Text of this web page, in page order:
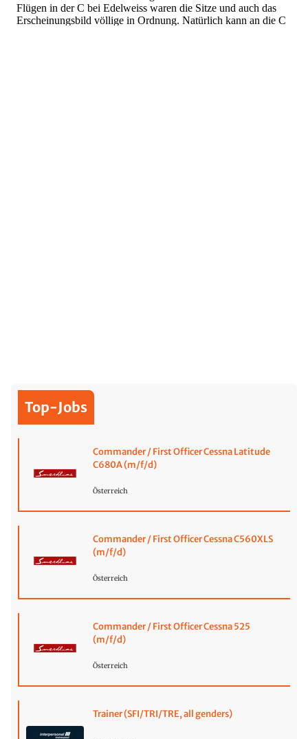
Top-Jobs
Commander / First Officer Cessna Latitude
C680A (m/f/d)
Österreich
Commander / First Officer Cessna C560XLS
(m/f/d)
Österreich
Commander / First Officer Cessna 525
(m/f/d)
Österreich
Trainer (SFI/TRI/TRE, all genders)